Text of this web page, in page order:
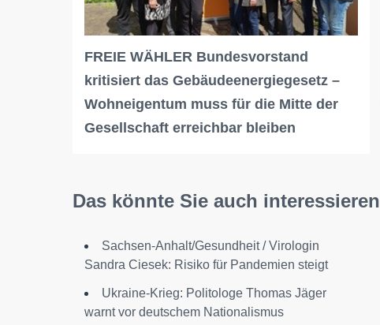
FREIE WÄHLER Bundesvorstand
kritisiert das Gebäudeenergiegesetz –
Wohneigentum muss für die Mitte der
Gesellschaft erreichbar bleiben
Das könnte Sie auch interessieren
Sachsen-Anhalt/Gesundheit / Virologin
Sandra Ciesek: Risiko für Pandemien steigt
Ukraine-Krieg: Politologe Thomas Jäger
warnt vor deutschem Nationalismus